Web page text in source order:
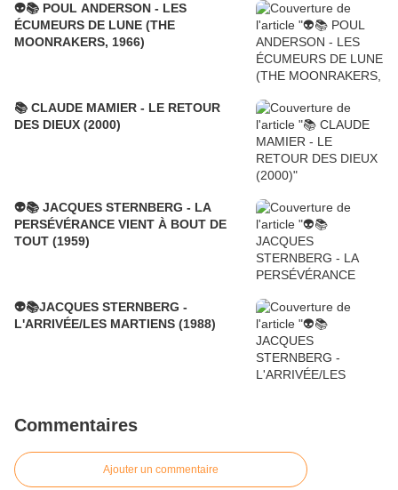
👽📚 POUL ANDERSON - LES
ÉCUMEURS DE LUNE (THE
MOONRAKERS, 1966)
📚 CLAUDE MAMIER - LE RETOUR
DES DIEUX (2000)
👽📚 JACQUES STERNBERG - LA
PERSÉVÉRANCE VIENT À BOUT DE
TOUT (1959)
👽📚JACQUES STERNBERG -
L'ARRIVÉE/LES MARTIENS (1988)
Commentaires
Ajouter un commentaire